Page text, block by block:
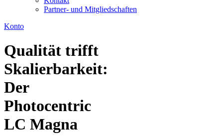
Partner- und Mitgliedschaften
Konto
Qualität trifft
Skalierbarkeit:
Der
Photocentric
LC Magna